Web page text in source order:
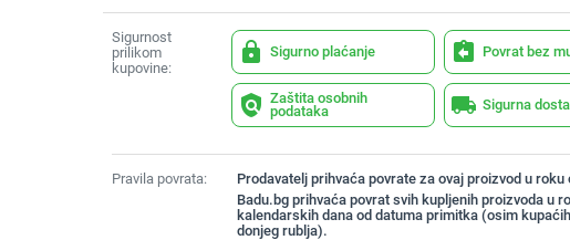
Sigurnost
prilikom
kupovine:
lock Sigurno plaćanje assignment_return Povrat bez
policy Zaštita osobnih
podataka
local_shipping Sigurna
Pravila povrata:
Prodavatelj prihvaća povrate za ovaj proizvod u roku
Badu.bg prihvaća povrat svih kupljenih proizvoda u
kalendarskih dana od datuma primitka (osim
donjeg rublja).